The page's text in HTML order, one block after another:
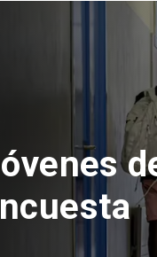
Parque